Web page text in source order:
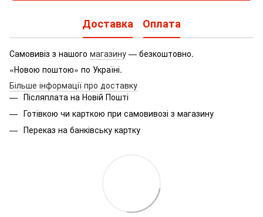
Доставка Оплата
Самовивіз з нашого магазину — безкоштовно.
«Новою поштою» по Україні.
Більше інформації про доставку
Післяплата на Новій Пошті
Готівкою чи карткою при самовивозі з магазину
Переказ на банківську картку